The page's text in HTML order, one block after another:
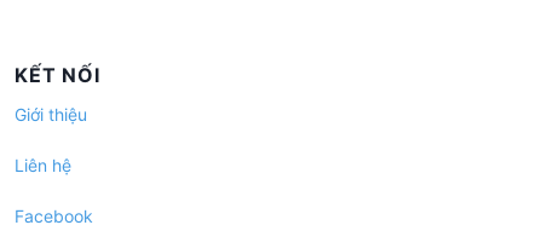
KẾT NỐI
Giới thiệu
Liên hệ
Facebook